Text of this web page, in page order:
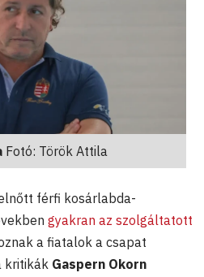
Fotó: Török Attila
férfi kosárlabda-
gyakran az szolgáltatott
a fiatalok a csapat
kritikák Gaspern Okorn